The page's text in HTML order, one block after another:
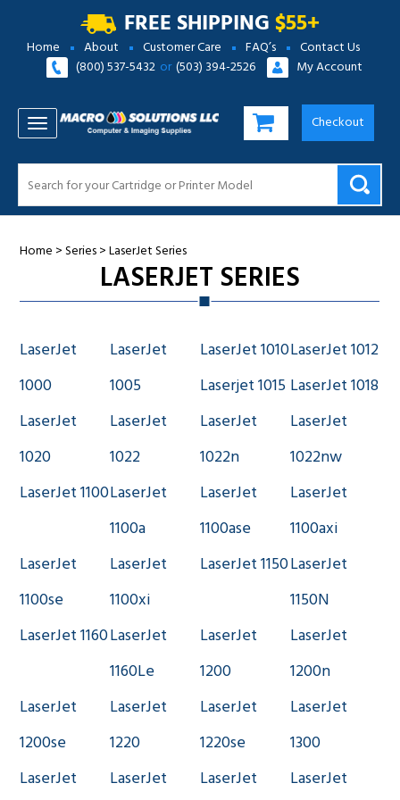
FREE SHIPPING$55+
Home About Customer Care FAQ’s
Contact Us
(800) 537-5432 or (503) 394-2526 My Account
TOGGLE NAVIGATION Checkout
Home >Series>LaserJet Series
LASERJET SERIES
LaserJet
1000
LaserJet
1005
LaserJet 1010LaserJet 1012
Laserjet 1015 LaserJet 1018
LaserJet
1020
LaserJet
1022
LaserJet
1022n
LaserJet
1022nw
LaserJet 1100LaserJet
1100a
LaserJet
1100ase
LaserJet
1100axi
LaserJet
1100se
LaserJet
1100xi
LaserJet 1150LaserJet
1150N
LaserJet 1160LaserJet
1160Le
LaserJet
1200
LaserJet
1200n
LaserJet
1200se
LaserJet
1220
LaserJet
1220se
LaserJet
1300
LaserJet
LaserJet
LaserJet
LaserJet